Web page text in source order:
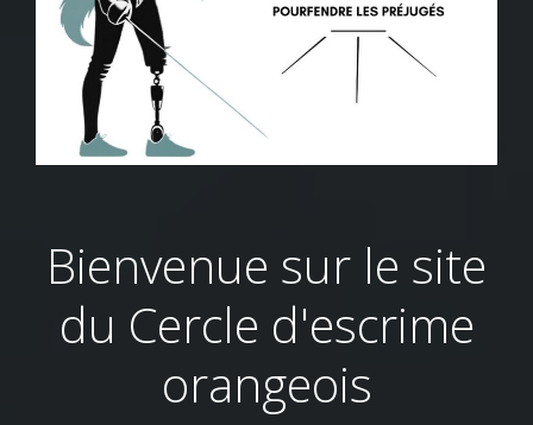
Bienvenue sur le site
du Cercle d'escrime
orangeois